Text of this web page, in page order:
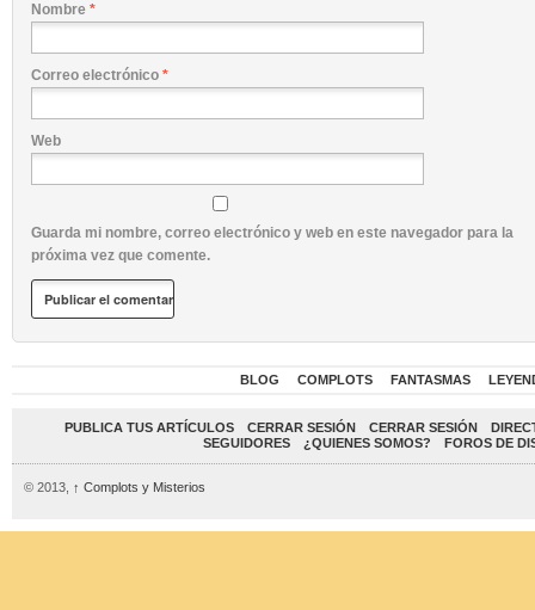
Nombre *
Correo electrónico *
Web
Guarda mi nombre, correo electrónico y web en este navegador para la
próxima vez que comente.
BLOG COMPLOTS FANTASMAS
PUBLICA TUS ARTÍCULOS CERRAR SESIÓN CERRAR SESIÓN
SEGUIDORES
¿QUIENES SOMOS? FOROS DE
© 2013, ↑ Complots y Misterios